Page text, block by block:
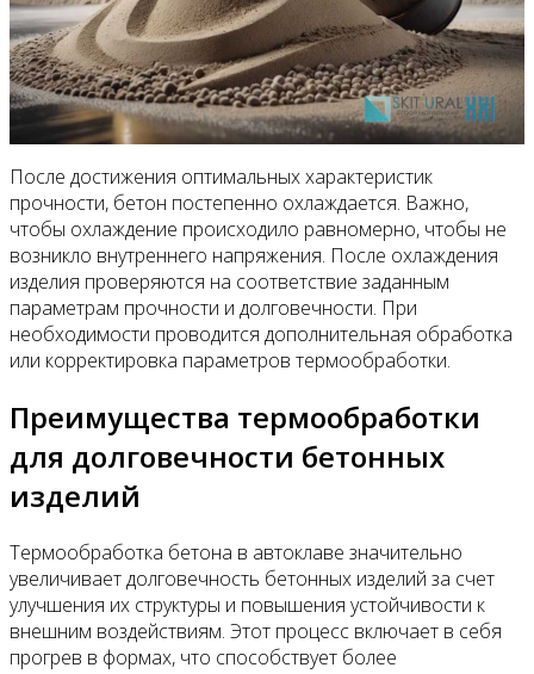
После достижения оптимальных характеристик
прочности, бетон постепенно охлаждается. Важно,
чтобы охлаждение происходило равномерно, чтобы не
возникло внутреннего напряжения. После охлаждения
изделия проверяются на соответствие заданным
параметрам прочности и долговечности. При
необходимости проводится дополнительная обработка
или корректировка параметров термообработки.
Преимущества термообработки
для долговечности бетонных
изделий
Термообработка бетона в автоклаве значительно
увеличивает долговечность бетонных изделий за счет
улучшения их структуры и повышения устойчивости к
внешним воздействиям. Этот процесс включает в себя
прогрев в формах, что способствует более